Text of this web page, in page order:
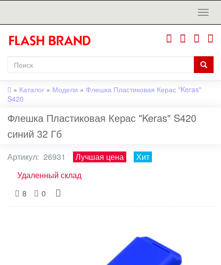
» Каталог » Модели » Флешка Пластиковая Керас "Keras"
S420
Флешка Пластиковая Керас "Keras" S420
синий 32 Гб
Артикул: 26931 Лучшая цена
Хит
Удаленный склад
8
0